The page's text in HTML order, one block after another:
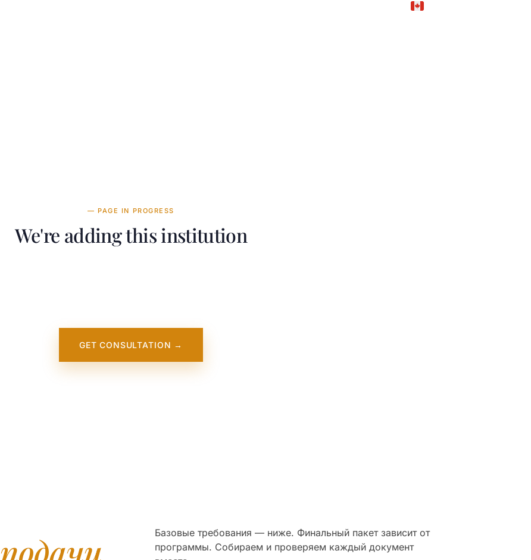
— PAGE IN PROGRESS
We're adding this institution
GET CONSULTATION →
подачи
Базовые требования — ниже. Финальный пакет зависит от
программы. Собираем и проверяем каждый документ